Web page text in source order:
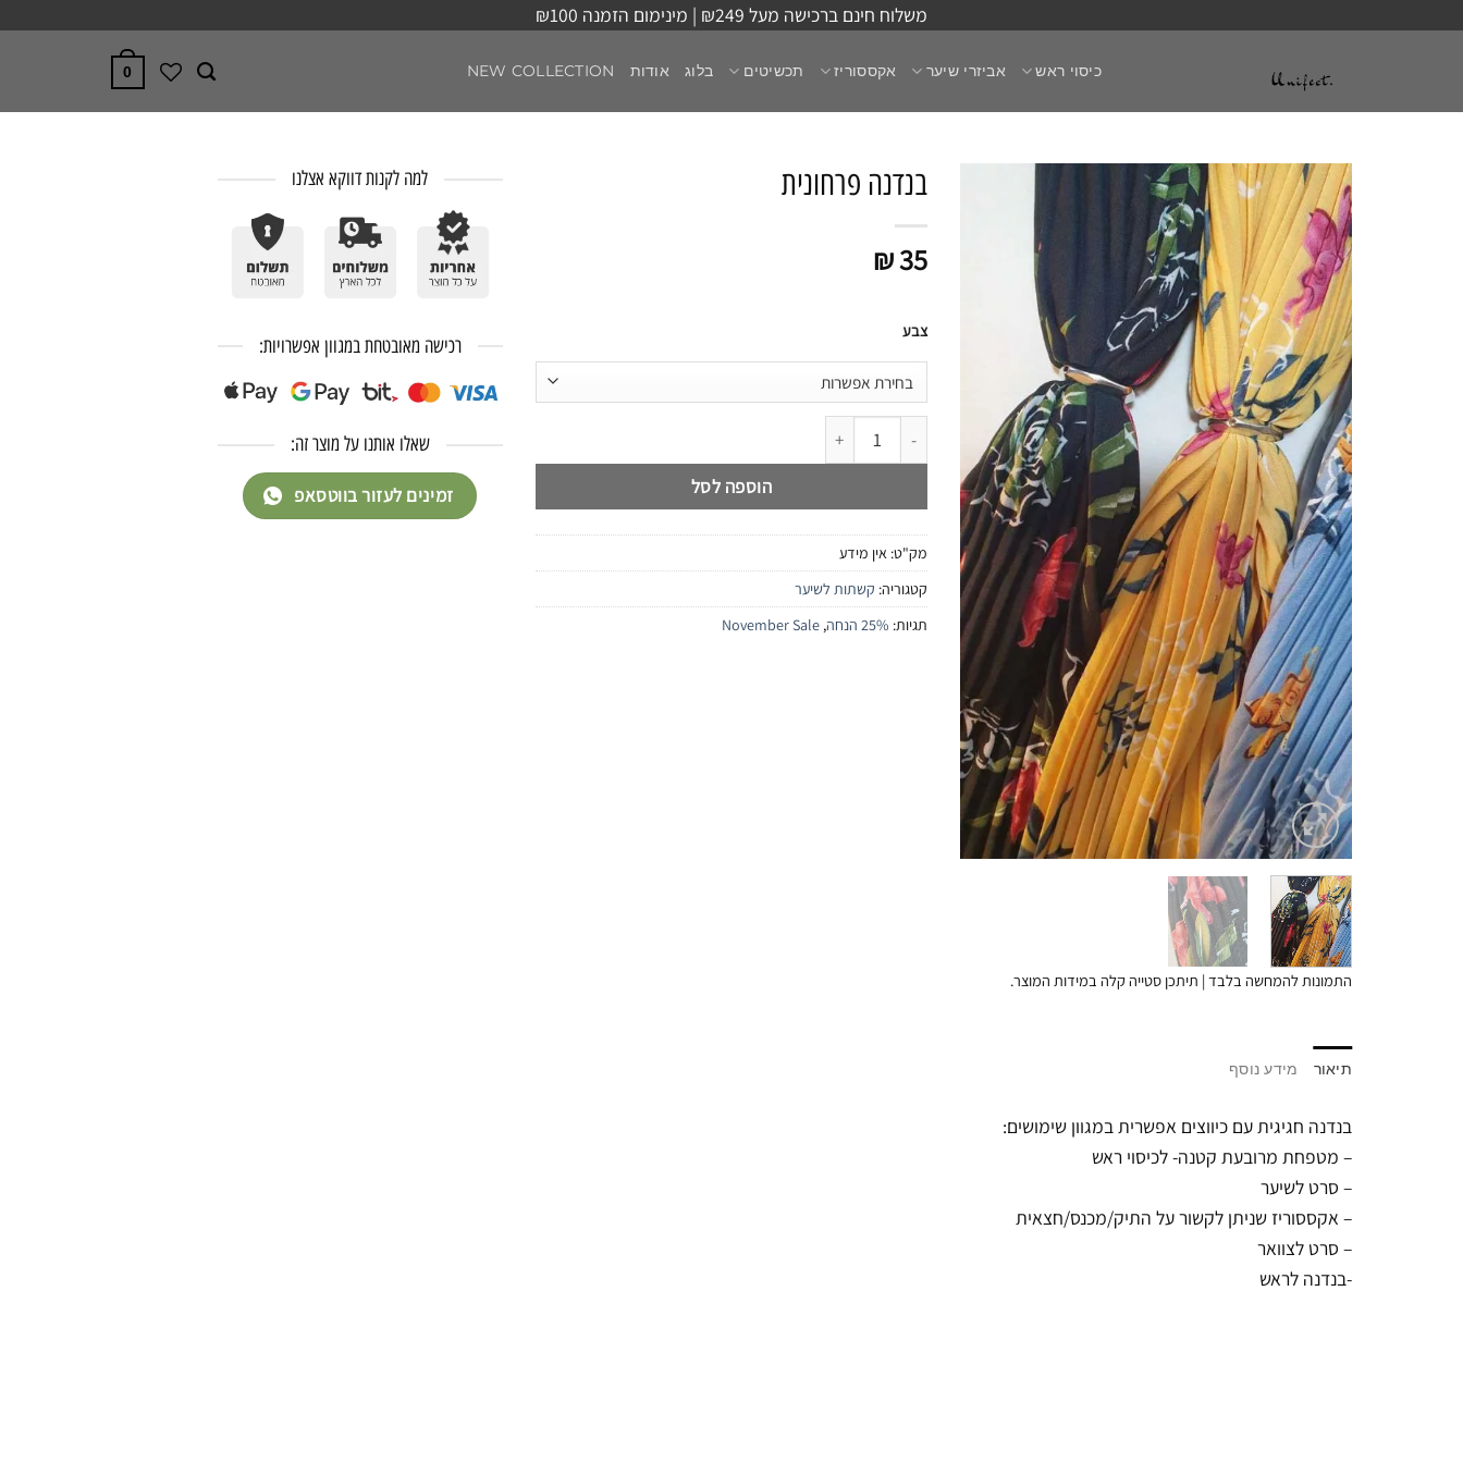
משלוח חינם ברכישה מעל ₪249 | מינימום הזמנה ₪100
כיסוי ראש אביזרי שיער אקססוריז תכשיטים בלוג אודות NEW COLLECTION
0
התמונות להמחשה בלבד | תיתכן סטייה קלה במידות המוצר.
בנדנה פרחונית
₪35
צבע
כמות של בנדנה פרחונית
הוספה לסל
מק"ט: אין מידע
קטגוריה: קשתות לשיער
תגיות: 25% הנחה ,
November Sale
למה לקנות דווקא אצלנו
רכישה מאובטחת במגוון אפשרויות:
שאלו אותנו על מוצר זה:
זמינים לעזור בווטסאפ
תיאור מידע נוסף
בנדנה חגיגית עם כיווצים אפשרית במגוון שימושים:
– מטפחת מרובעת קטנה- לכיסוי ראש
– סרט לשיער
– אקססוריז שניתן לקשור על התיק/מכנס/חצאית
– סרט לצוואר
-בנדנה לראש